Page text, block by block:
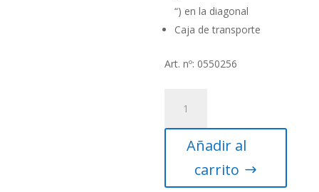
“) en la diagonal
Caja de transporte
Art. nº: 0550256
solar
H-
LS60FHa/B1800
Añadir al
carrito